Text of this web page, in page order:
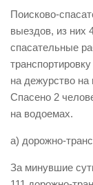
УГЗ
Памятки
Как стать
СМИ о нас
Поисково-
выездов, из них
спасательные
на дежурство
Спасено 2
на водоемах.
а) дорожно-
За минувшие